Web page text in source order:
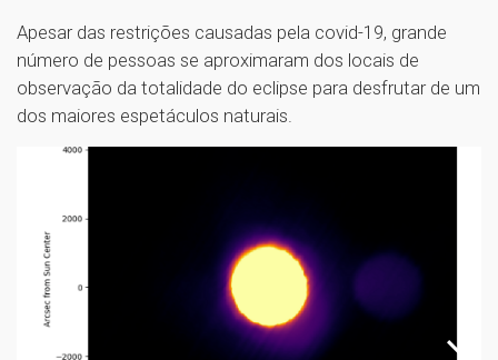
Apesar das restrições causadas pela covid-19, grande
número de pessoas se aproximaram dos locais de
observação da totalidade do eclipse para desfrutar de um
dos maiores espetáculos naturais.